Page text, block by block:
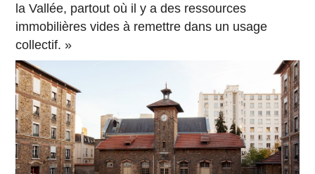
la Vallée, partout où il y a des ressources
immobilières vides à remettre dans un usage
collectif. »